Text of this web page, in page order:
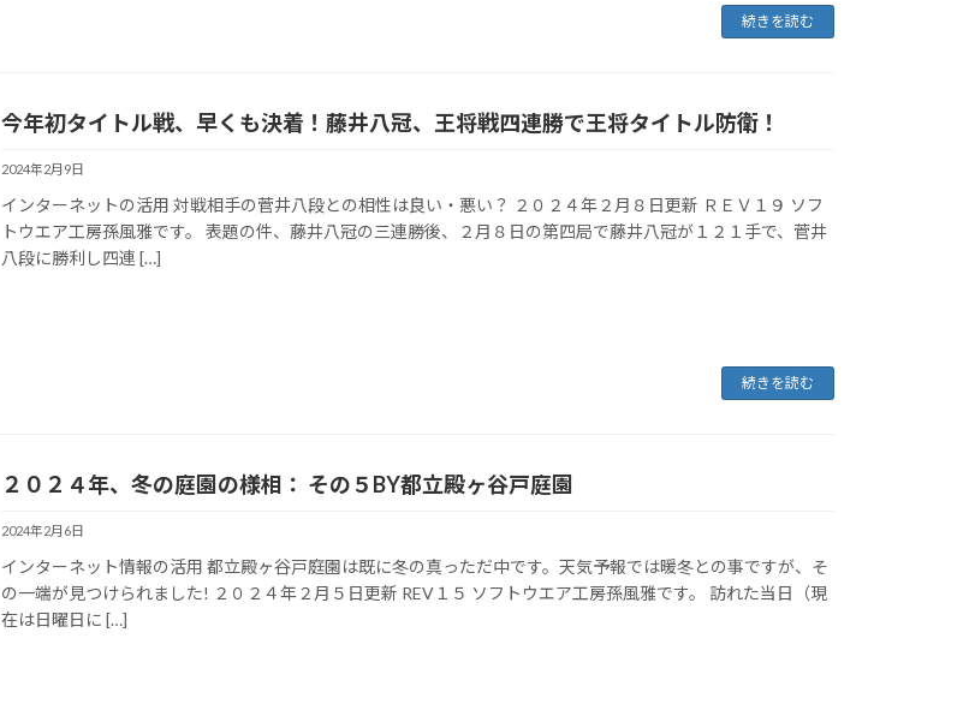
続きを読む
今年初タイトル戦、早くも決着！藤井八冠、王将戦四連勝で王将タイトル防衛！
2024年2月9日
インターネットの活用 対戦相手の菅井八段との相性は良い・悪い？ ２０２４年２月８日更新 ＲＥＶ１９ ソフ
トウエア工房孫風雅です。 表題の件、藤井八冠の三連勝後、２月８日の第四局で藤井八冠が１２１手で、菅井
八段に勝利し四連 […]
続きを読む
２０２４年、冬の庭園の様相： その５BY都立殿ヶ谷戸庭園
2024年2月6日
インターネット情報の活用 都立殿ヶ谷戸庭園は既に冬の真っただ中です。天気予報では暖冬との事ですが、そ
の一端が見つけられました! ２０２４年２月５日更新 REV１５ ソフトウエア工房孫風雅です。 訪れた当日（現
在は日曜日に […]